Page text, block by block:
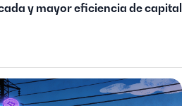
y mayor eficiencia de capital